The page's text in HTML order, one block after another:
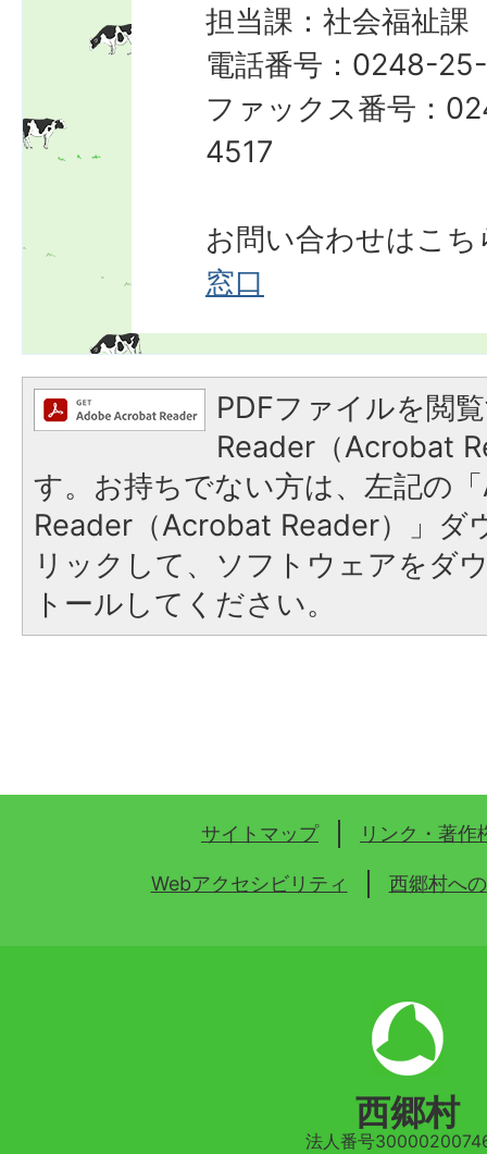
担当課：社会福祉課
電話番号：0248-
ファックス番号：
4517
お問い合わせはこち
窓口
PDFファイルを閲
Reader（Acrobat
す。お持ちでない方は、左記の
Reader（Acrobat Reader）」ダ
リックして、ソフトウェアをダ
トールしてください。
サイトマップ リンク・著作
Webアクセシビリティ 西郷村へ
西郷村
法人番号